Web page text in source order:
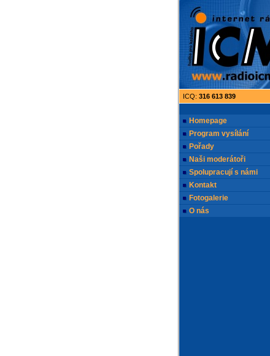
ICQ: 316 613 839
Homepage
Program vysílání
Pořady
Naši moderátoři
Spolupracují s námi
Kontakt
Fotogalerie
O nás